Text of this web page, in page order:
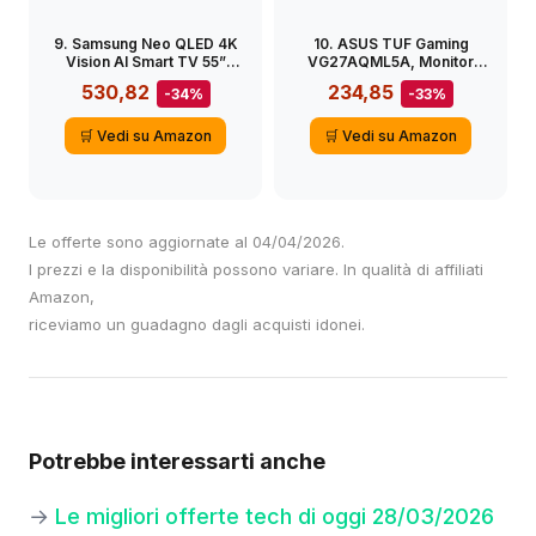
9. Samsung Neo QLED 4K
Vision AI Smart TV 55”
QE55QN74FATXZT Mini
LED, NQ4 AI Gen2
Processor, AI Upscaling,
Motion Xcelerator 144
Hz,Tecnologia Quantum
530,82 -34%
🛒 Vedi su Amazon
10. ASUS TUF Gaming
VG27AQML5A, Monitor
Gaming da 27″ Quad HD
Fast IPS (2560×1440),
0,3ms Response Time,
300Hz, G-SYNC, AMD
FreeSync e ELMB SYNC,
234,85 -33%
🛒 Vedi su Amazon
Le offerte sono aggiornate al 04/04/2026.
I prezzi e la disponibilità possono variare. In qualità di affiliati
Amazon,
riceviamo un guadagno dagli acquisti idonei.
Potrebbe interessarti anche
→ Le migliori offerte tech di oggi 28/03/2026